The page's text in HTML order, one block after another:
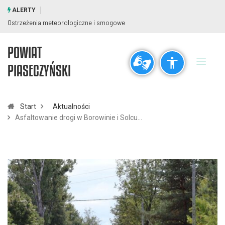
visibility_off title
Rozdzielczość
Czcionki
remove_circle_outline add_circle_outline
ALERTY
Ostrzeżenia meteorologiczne i smogowe
POWIAT
PIASECZYŃSKI
Start
Aktualności
Asfaltowanie drogi w Borowinie i Solcu…